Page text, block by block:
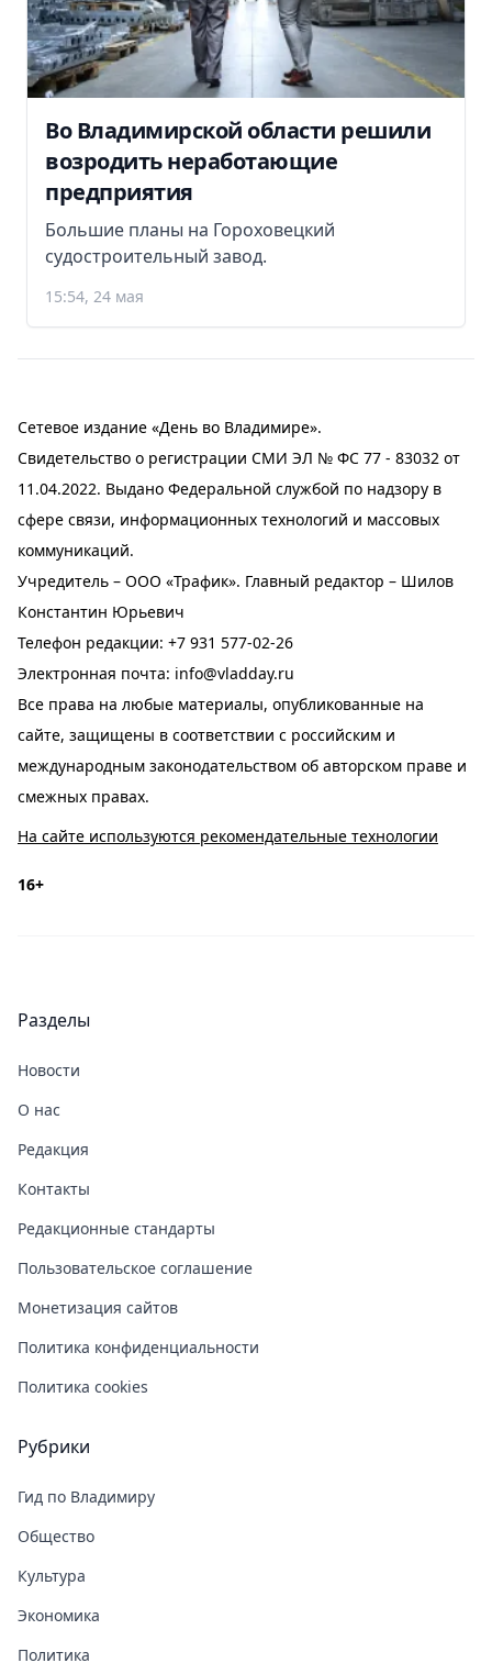
Во Владимирской области решили
возродить неработающие
предприятия
Большие планы на Гороховецкий
судостроительный завод.
15:54, 24 мая
Сетевое издание «День во Владимире».
Свидетельство о регистрации СМИ ЭЛ № ФС 77 - 83032 от
11.04.2022. Выдано Федеральной службой по надзору в
сфере связи, информационных технологий и массовых
коммуникаций.
Учредитель – ООО «Трафик». Главный редактор – Шилов
Константин Юрьевич
Телефон редакции: +7 931 577-02-26
Электронная почта: info@vladday.ru
Все права на любые материалы, опубликованные на
сайте, защищены в соответствии с российским и
международным законодательством об авторском праве и
смежных правах.
На сайте используются рекомендательные технологии
16+
Разделы
Новости
О нас
Редакция
Контакты
Редакционные стандарты
Пользовательское соглашение
Монетизация сайтов
Политика конфиденциальности
Политика cookies
Рубрики
Гид по Владимиру
Общество
Культура
Экономика
Политика